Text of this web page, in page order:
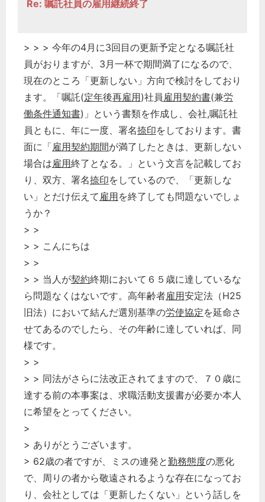
Re: 嘱託社員の雇用継続終了
> > > 今年の4月に3回目の更新予定となる嘱託社
員がおりますが、3月一杯で期間満了になるので、
現在のところ「更新しない」方向で検討をしており
ます。「嘱託(定年後再雇用)社員 雇用契約書(兼労
働条件通知書)」という書類を作成し、会社,嘱託社
員ともに、年に一度、署名捺印をしております。書
面に「雇用契約期間が満了したときは、更新しない
場合は雇用終了となる。」という文言を記載してお
り、双方、署名捺印をしているので、「更新しな
い」とだけ伝えて 雇用を終了しても問題ないでしょ
うか？
> >
> > こんにちは
> >
> > 当人が契約終期において６５歳に達しているな
ら問題なくはないです。高年齢者雇用安定法（H25
旧法）において結んだ選別基準の労使協定を延命さ
せてあるのでしたら、その年齢に達していれば、同
様です。
> >
> > 同法がさらに法改正されてますので、７０歳に
達する前の本事案は、求職活動支援書が必要か本人
に希望をとってください。
>
> ありがとうございます。
> 62歳の者ですが、ミスの連発と勤務態度の悪化
で、周りの者から敬遠されるような存在になってお
り、会社としては「更新したくない」という話しを